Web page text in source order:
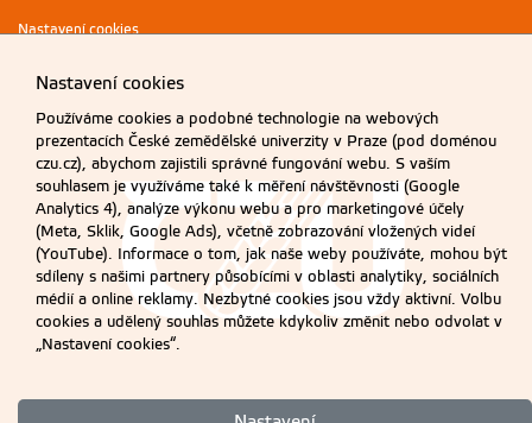
Nastavení cookies
Nastavení cookies
Používáme cookies a podobné technologie na webových
prezentacích České zemědělské univerzity v Praze (pod doménou
czu.cz), abychom zajistili správné fungování webu. S vaším
souhlasem je využíváme také k měření návštěvnosti (Google
Analytics 4), analýze výkonu webu a pro marketingové účely
(Meta, Sklik, Google Ads), včetně zobrazování vložených videí
(YouTube). Informace o tom, jak naše weby používáte, mohou být
sdíleny s našimi partnery působícími v oblasti analytiky, sociálních
médií a online reklamy. Nezbytné cookies jsou vždy aktivní. Volbu
cookies a udělený souhlas můžete kdykoliv změnit nebo odvolat v
„Nastavení cookies“.